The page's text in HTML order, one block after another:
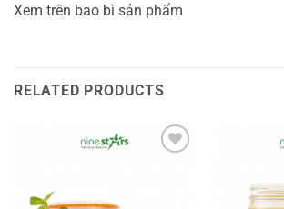
Xem trên bao bì sản phẩm
RELATED PRODUCTS